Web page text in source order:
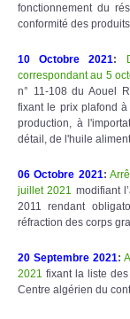
fonctionnement du
conformité des
10 Octobre 2021:
correspondant au 5
n° 11-108 du Aouel
fixant le prix plafond
production, à
détail, de l'huile
06 Octobre 2021:
juillet 2021 modifiant
2011 rendant
réfraction des corps
20 Septembre 2021:
2021 fixant la liste
Centre algérien du